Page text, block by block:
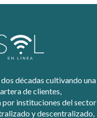
décadas cultivando una
de clientes,
por instituciones del sector
y descentralizado,